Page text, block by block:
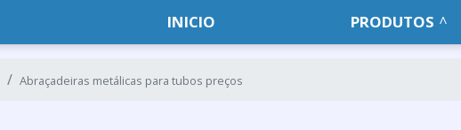
INICIO PRODUTOS
Abraçadeiras metálicas para tubos preços